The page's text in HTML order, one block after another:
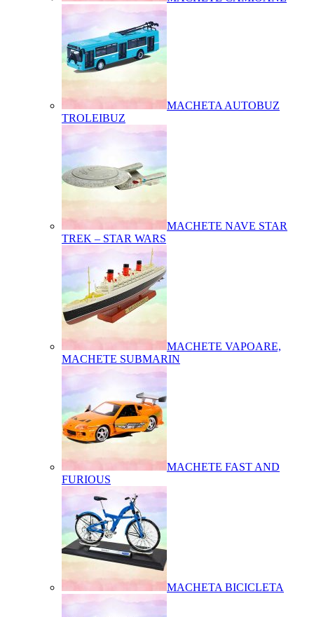
MACHETA AUTOBUZ
TROLEIBUZ
MACHETE NAVE STAR
TREK – STAR WARS
MACHETE VAPOARE,
MACHETE SUBMARIN
MACHETE FAST AND
FURIOUS
MACHETA BICICLETA